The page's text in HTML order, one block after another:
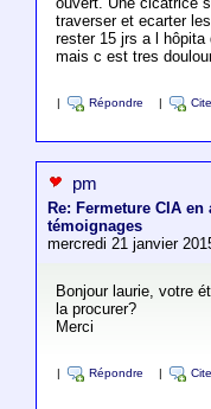
traverser et ecarter
rester 15 jrs a l
mais c est tres
Répondre
pm
Re: Fermeture CIA en
témoignages
mercredi 21 janvier
Bonjour laurie, votre
la procurer?
Merci
Répondre